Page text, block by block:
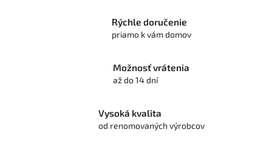
r
v
v
ý
s
u
Rýchle doručenie
priamo k vám domov
Možnosť vrátenia
až do 14 dní
Vysoká kvalita
od renomovaných výrobcov